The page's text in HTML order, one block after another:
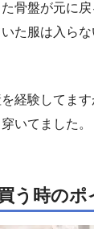
骨盤が元に
た服は入ら
経験してま
いてました。
う時のポ